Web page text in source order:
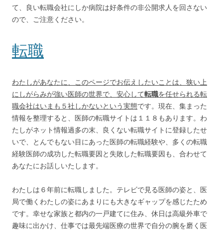
て、良い転職会社にしか病院は好条件の非公開求人を回さない
ので、ご注意ください。
転職
わたしがあなたに、このページでお伝えしたいことは、狭い上
にしがらみが強い医師の世界で、安心して転職を任せられる転
職会社はいまも５社しかないという実態です。現在、集まった
情報を整理すると、医師の転職サイトは１１８もあります。わ
たしがネット情報過多の末、良くない転職サイトに登録したせ
いで、とんでもない目にあった医師の転職経験や、多くの転職
経験医師の成功した転職要因と失敗した転職要因も、合わせて
あなたにお話しいたします。
わたしは６年前に転職しました。テレビで見る医師の姿と、医
局で働くわたしの姿にあまりにも大きなギャップを感じたため
です。幸せな家族と都内の一戸建てに住み、休日は高級外車で
趣味に出かけ、仕事では最先端医療の世界で自分の腕を磨く医